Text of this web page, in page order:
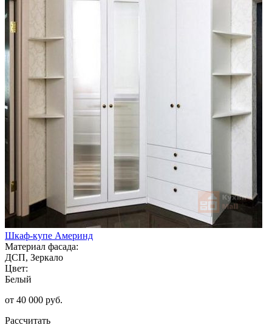
Шкаф-купе Америнд
Материал фасада:
ДСП, Зеркало
Цвет:
Белый
от 40 000 руб.
Рассчитать